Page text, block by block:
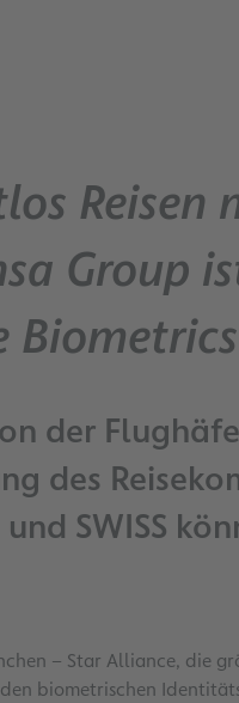
Reisen
Group
Biometrics
der
des
SWISS
– Star Alliance, die
biometrischen